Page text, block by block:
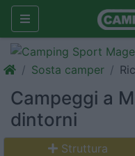
Sosta camper
Campeggi a
dintorni
Struttura